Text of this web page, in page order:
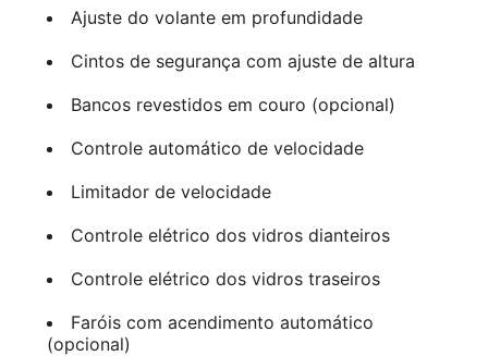
Ajuste do volante em profundidade
Cintos de segurança com ajuste de altura
Bancos revestidos em couro (opcional)
Controle automático de velocidade
Limitador de velocidade
Controle elétrico dos vidros dianteiros
Controle elétrico dos vidros traseiros
Faróis com acendimento automático
(opcional)